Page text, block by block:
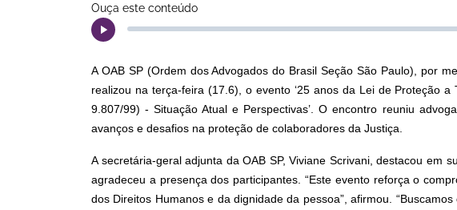
Ouça este conteúdo
A OAB SP (Ordem dos Advogados do Brasil Seção São Paulo), por
realizou na terça-feira (17.6), o evento ‘25 anos da Lei de Proteção a
9.807/99) - Situação Atual e Perspectivas’. O encontro reuniu
avanços e desafios na proteção de colaboradores da Justiça.
A secretária-geral adjunta da OAB SP, Viviane Scrivani, destacou em
agradeceu a presença dos participantes. “Este evento reforça o
dos Direitos Humanos e da dignidade da pessoa”, afirmou.